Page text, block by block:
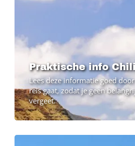
Praktische info
Lees deze informatie goed
reis gaat, zodat je geen
vergeet.
Image